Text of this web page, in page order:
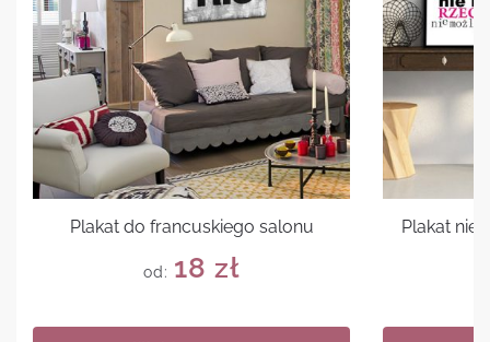
Plakat do francuskiego salonu
od: 18 zł
Plakat nie